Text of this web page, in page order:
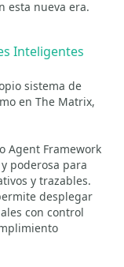
esta nueva era.
Inteligentes
sistema de
en The Matrix,
Agent Framework
poderosa para
y trazables.
desplegar
con control